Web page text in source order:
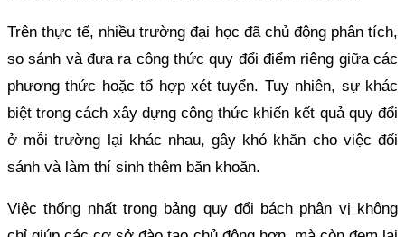
Trên thực tế, nhiều trường đại học đã chủ động phân tích,
so sánh và đưa ra công thức quy đổi điểm riêng giữa các
phương thức hoặc tổ hợp xét tuyển. Tuy nhiên, sự khác
biệt trong cách xây dựng công thức khiến kết quả quy đổi
ở mỗi trường lại khác nhau, gây khó khăn cho việc đối
sánh và làm thí sinh thêm băn khoăn.
Việc thống nhất trong bảng quy đổi bách phân vị không